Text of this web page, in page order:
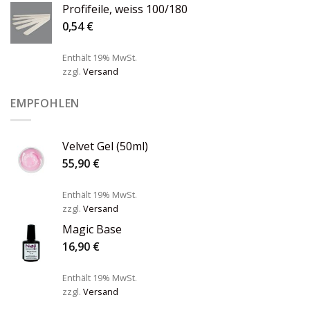
Profifeile, weiss 100/180
0,54€
Enthält 19% MwSt.
zzgl. Versand
EMPFOHLEN
Velvet Gel (50ml)
55,90 €
Enthält 19% MwSt.
zzgl. Versand
Magic Base
16,90 €
Enthält 19% MwSt.
zzgl. Versand